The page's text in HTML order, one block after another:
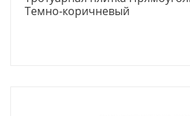
Темно-коричневый